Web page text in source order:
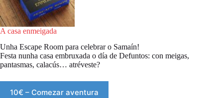
A casa enmeigada
Unha Escape Room para celebrar o Samaín!
Festa nunha casa embruxada o día de Defuntos: con meigas,
pantasmas, calacús… atréveste?
10€ – Comezar aventura